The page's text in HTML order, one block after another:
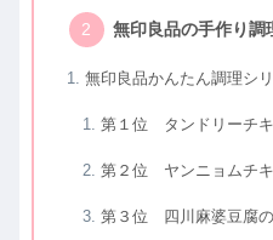
無印良品の手作り調
無印良品かんたん調理シ
第１位 タンドリーチ
第２位 ヤンニョムチ
第３位 四川麻婆豆腐